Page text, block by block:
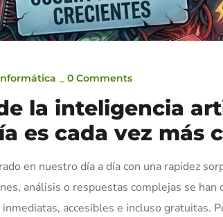
0 Comments
la inteligencia
es cada vez más
en nuestro día a día con una rapidez
análisis o respuestas complejas se han
accesibles e incluso gratuitas.